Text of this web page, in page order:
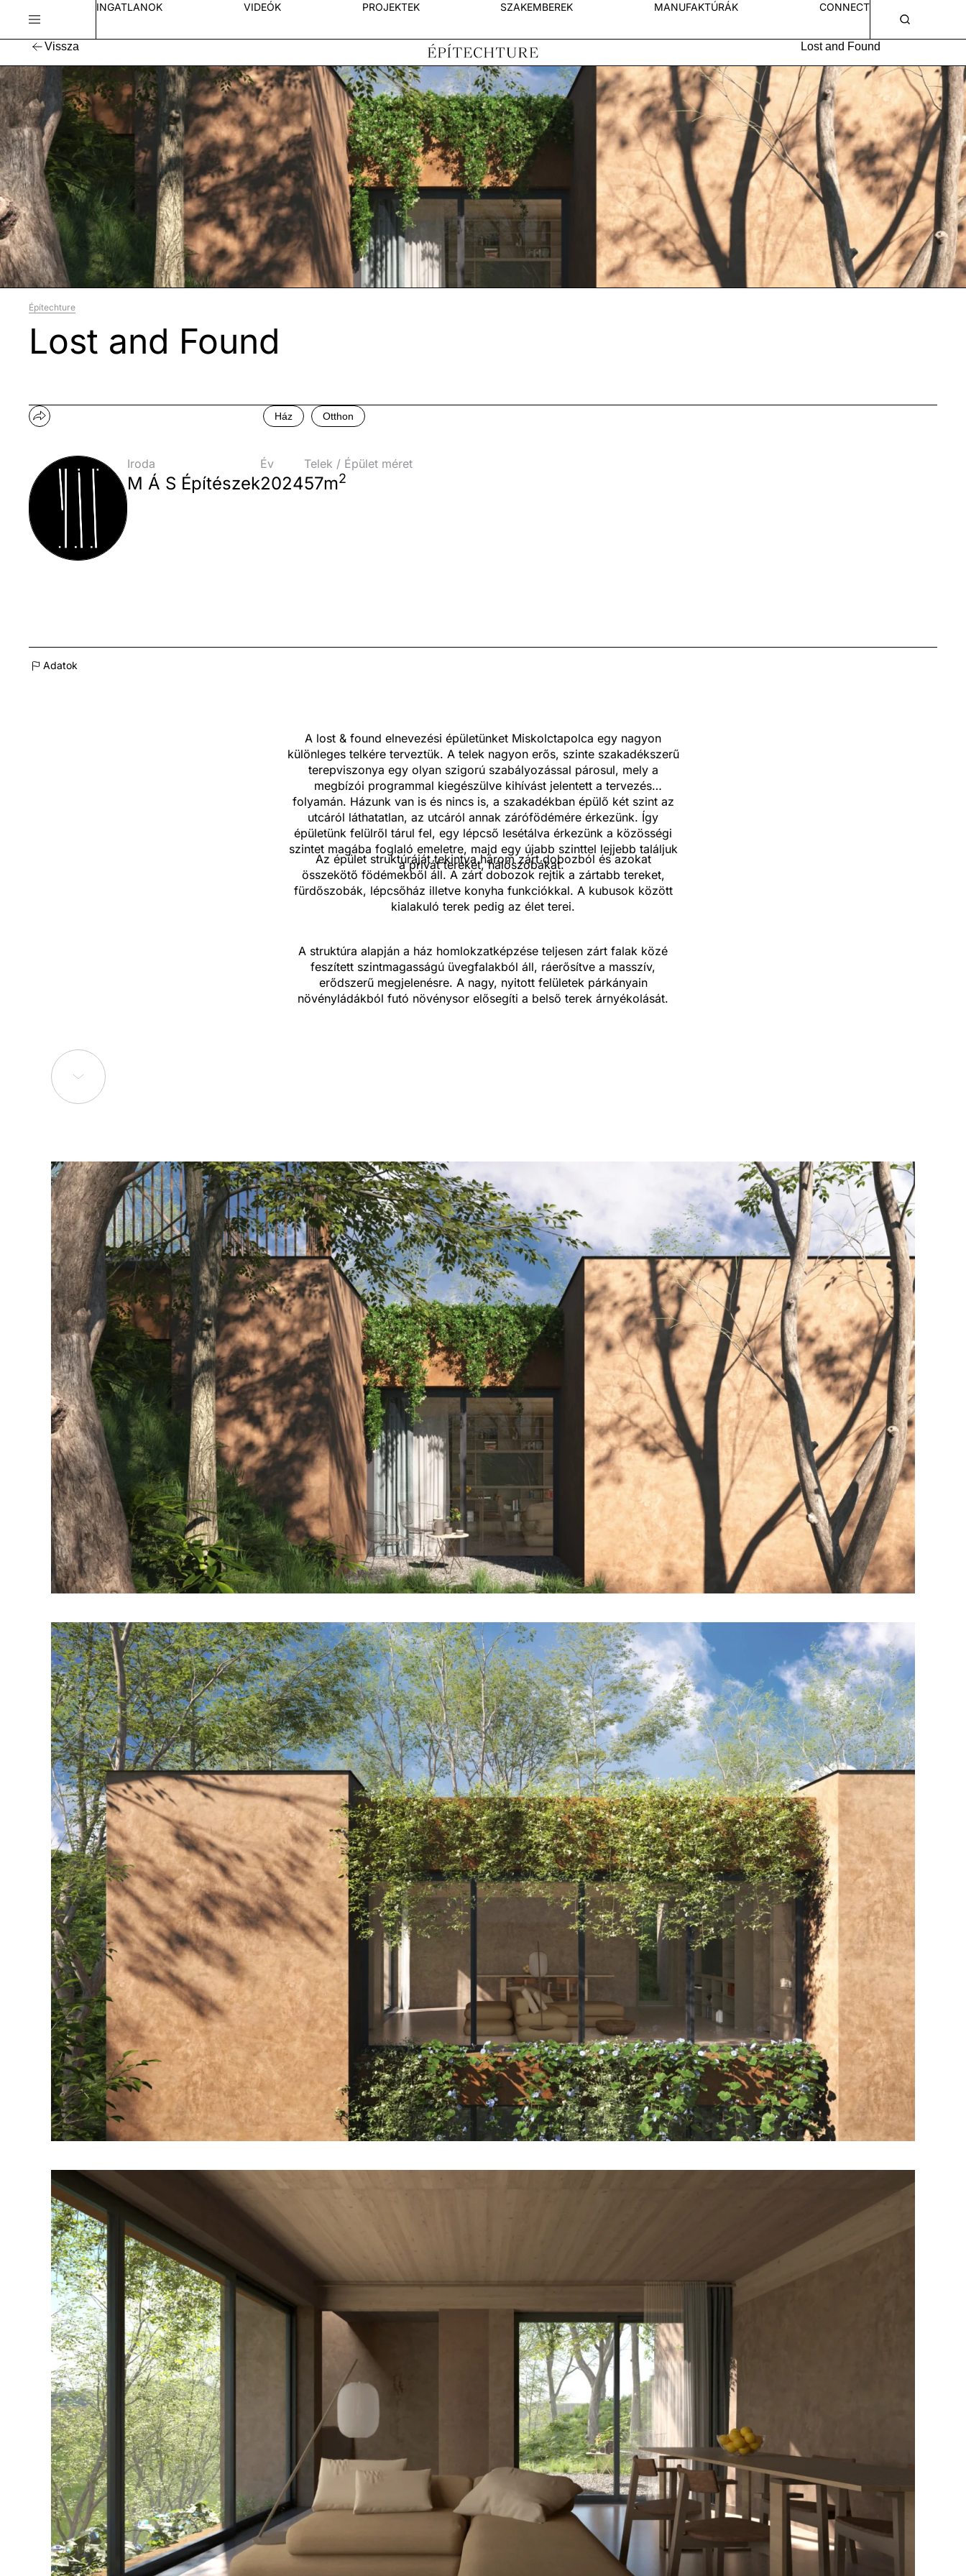
INGATLANOK VIDEÓK PROJEKTEK SZAKEMBEREK MANUFAKTÚRÁK CONNECT
Vissza Lost and Found
Építechture
Lost and Found
Ház Otthon
Iroda
M Á S Építészek
Év
2024
Telek / Épület méret
57m2
Adatok
A lost & found elnevezési épületünket Miskolctapolca egy nagyon
különleges telkére terveztük. A telek nagyon erős, szinte szakadékszerű
terepviszonya egy olyan szigorú szabályozással párosul, mely a
megbízói programmal kiegészülve kihívást jelentett a tervezés
folyamán. Házunk van is és nincs is, a szakadékban épülő két szint az
utcáról láthatatlan, az utcáról annak zárófödémére érkezünk. Így
épületünk felülről tárul fel, egy lépcső lesétálva érkezünk a közösségi
szintet magába foglaló emeletre, majd egy újabb szinttel lejjebb találjuk
a privát tereket, hálószobákat.
Az épület struktúráját tekintva három zárt dobozból és azokat
összekötő födémekből áll. A zárt dobozok rejtik a zártabb tereket,
fürdőszobák, lépcsőház illetve konyha funkciókkal. A kubusok között
kialakuló terek pedig az élet terei.
A struktúra alapján a ház homlokzatképzése teljesen zárt falak közé
feszített szintmagasságú üvegfalakból áll, ráerősítve a masszív,
erődszerű megjelenésre. A nagy, nyitott felületek párkányain
növényládákból futó növénysor elősegíti a belső terek árnyékolását.